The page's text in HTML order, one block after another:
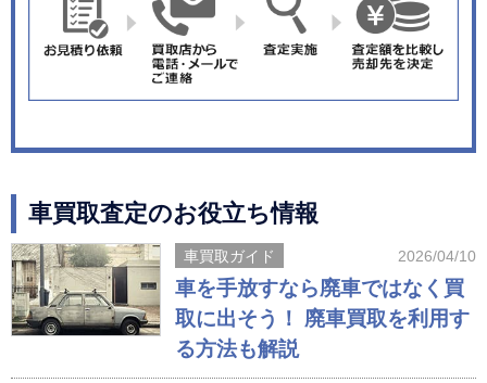
車買取査定のお役立ち情報
車買取ガイド 2026/04/10
車を手放すなら廃車ではなく買
取に出そう！ 廃車買取を利用す
る方法も解説